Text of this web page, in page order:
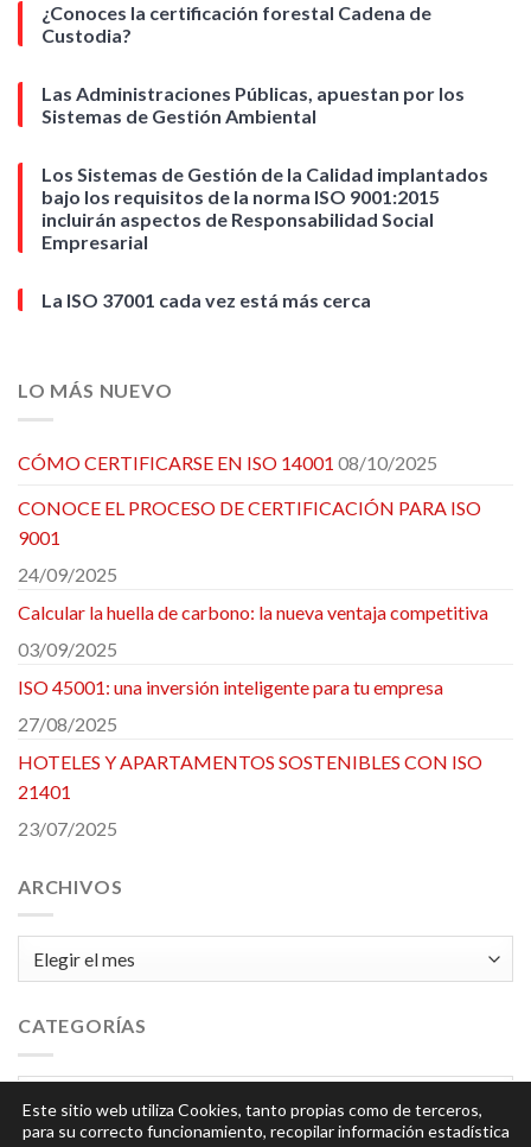
¿Conoces la certificación forestal Cadena de
Custodia?
Las Administraciones Públicas, apuestan por los
Sistemas de Gestión Ambiental
Los Sistemas de Gestión de la Calidad implantados
bajo los requisitos de la norma ISO 9001:2015
incluirán aspectos de Responsabilidad Social
Empresarial
La ISO 37001 cada vez está más cerca
LO MÁS NUEVO
CÓMO CERTIFICARSE EN ISO 14001 08/10/2025
CONOCE EL PROCESO DE CERTIFICACIÓN PARA ISO
9001
24/09/2025
Calcular la huella de carbono: la nueva ventaja competitiva
03/09/2025
ISO 45001: una inversión inteligente para tu empresa
27/08/2025
HOTELES Y APARTAMENTOS SOSTENIBLES CON ISO
21401
23/07/2025
ARCHIVOS
CATEGORÍAS
Categorías
Este sitio web utiliza Cookies, tanto propias como de terceros,
para su correcto funcionamiento, recopilar información estadística